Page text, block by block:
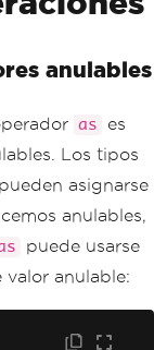
anulables
as
es
Los tipos
asignarse
anulables,
puede usarse
anulable: